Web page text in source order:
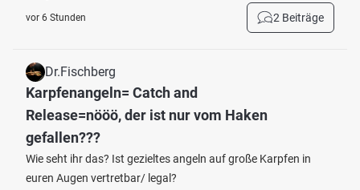
vor 6 Stunden 2 Beiträge
Dr.Fischberg
Karpfenangeln= Catch and
Release=nööö, der ist nur vom Haken
gefallen???
Wie seht ihr das? Ist gezieltes angeln auf große Karpfen in
euren Augen vertretbar/ legal?